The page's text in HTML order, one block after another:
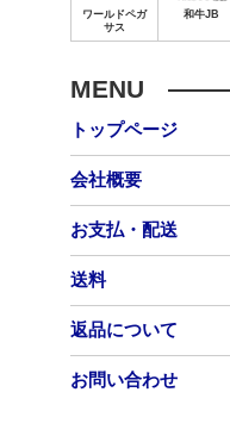
MENU
トップページ
会社概要
お支払・配送
送料
返品について
お問い合わせ